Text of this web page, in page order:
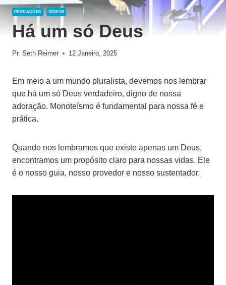
PREGAÇÕES VÍDEOS
Há um só Deus
Pr. Seth Reimer 12 Janeiro, 2025
Em meio a um mundo pluralista, devemos nos lembrar
que há um só Deus verdadeiro, digno de nossa
adoração. Monoteísmo é fundamental para nossa fé e
prática.
Quando nos lembramos que existe apenas um Deus,
encontramos um propósito claro para nossas vidas. Ele
é o nosso guia, nosso provedor e nosso sustentador.